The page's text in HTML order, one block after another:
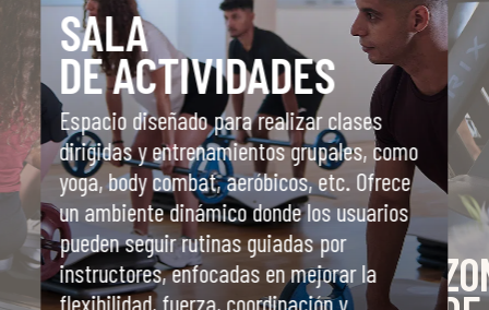
SALA
DE ACTIVIDADES
Espacio diseñado para realizar clases
dirigidas y entrenamientos grupales, como
yoga, body combat, aeróbicos, etc. Ofrece
un ambiente dinámico donde los usuarios
pueden seguir rutinas guiadas por
instructores, enfocadas en mejorar la
flexibilidad, fuerza, coordinación y